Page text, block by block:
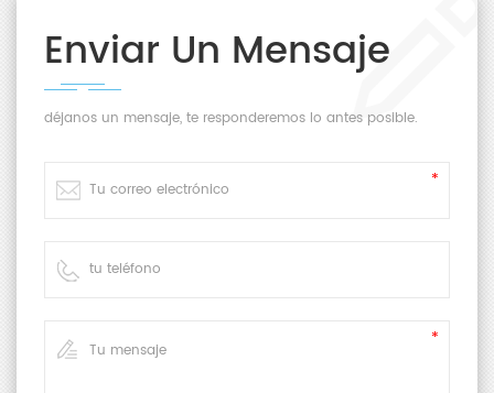
Enviar Un Mensaje
déjanos un mensaje, te responderemos lo antes posible.